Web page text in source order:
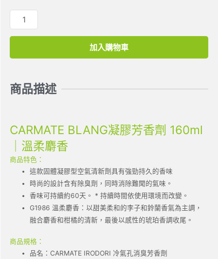
加入購物車
商品描述
CARMATE BLANG凝膠芳香劑 160ml
｜溫柔麝香
商品特色：
這款固體凝膠型空氣清新劑具有強勁持久的香味
時尚的設計含有除臭劑，同時消除難聞的氣味。
香味可持續約60天。 * 持續時間依使用環境而改變。
G1986 溫柔麝香：以甜美柔和的李子和鈴蘭香氣為主調，
融合麝香和柑橘的清新，最後以感性的琥珀香調收尾。
商品規格：
品名：CARMATE IRODORI 冷氣孔消臭芳香劑